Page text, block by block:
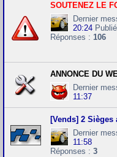
SOUTENEZ LE
Dernier
20:24
Réponses : 106
ANNONCE DU
Dernier
11:37
[Vends] 2
Dernier
11:58
Réponses : 3